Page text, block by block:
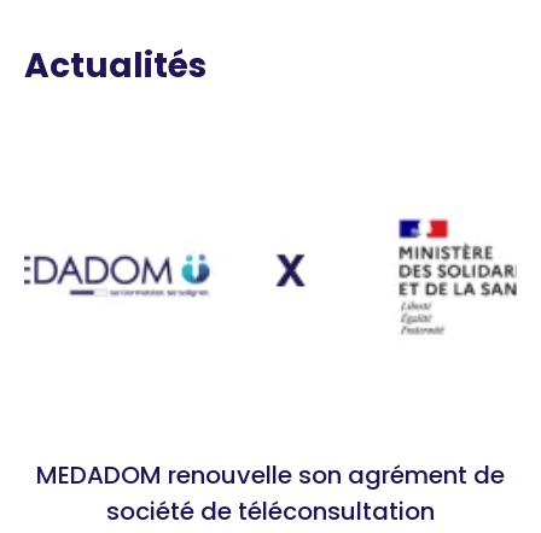
Actualités
MEDADOM renouvelle son agrément de
société de téléconsultation